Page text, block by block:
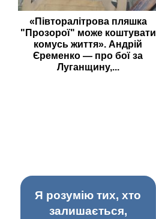
«Півторалітрова пляшка
"Прозорої" може коштувати
комусь життя». Андрій
Єременко — про бої за
Луганщину,...
Я розумію тих, хто
залишається,